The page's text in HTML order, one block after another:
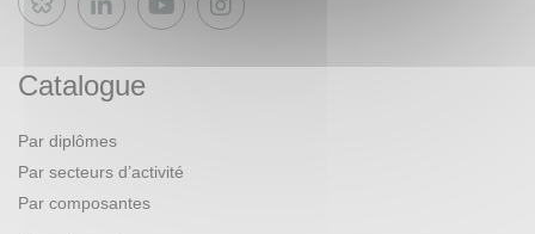
Bluesky
Catalogue
Par diplômes
Par secteurs d’activité
Par composantes